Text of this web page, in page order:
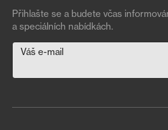
Přihlašte se a budete včas
a speciálních nabídkách.
Váš e-mail